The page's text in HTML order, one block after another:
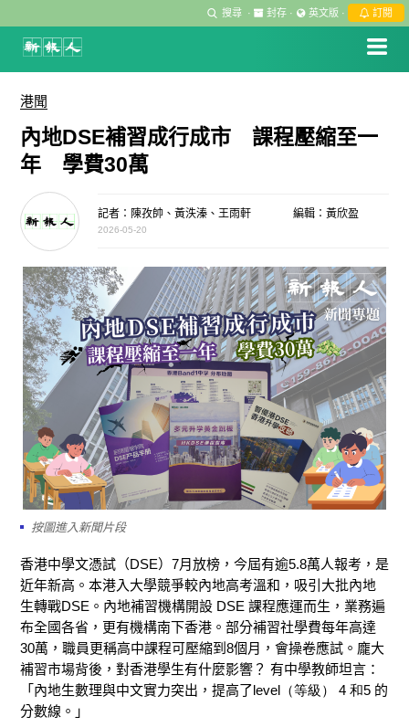
搜尋 · 封存 · 英文版 · 訂閱
港聞
內地DSE補習成行成市 課程壓縮至一
年 學費30萬
記者：陳孜帥、黃泆溱、王雨軒 編輯：黃欣盈
2026-05-20
按圖進入新聞片段
香港中學文憑試（DSE） 7月放榜，今屆有逾5.8萬人報考，是
近年新高。 本港入大學競爭較內地高考溫和，吸引大批內地
生轉戰DSE 。 內地補習機構開設 DSE 課程應運而生 ，業務遍
布全國各省，更有機構南下香港 。 部分補習社學費每年高達
30萬，職員更稱高中課程可壓縮到8個月，會操卷應試。龐大
補習市場背後，對香港學生有什麼影響？ 有中學教師坦言 ：
「內地生數理與中文實力突出，提高了level（等級 ） 4 和5 的
分數線 。」